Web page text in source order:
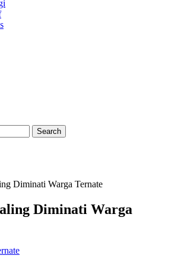
Diminati Warga Ternate
Diminati Warga